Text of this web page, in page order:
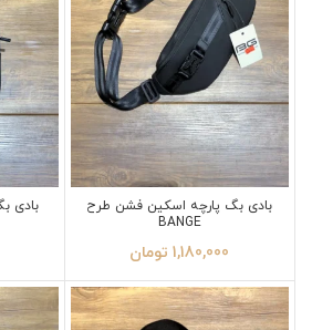
بادی بگ پارچه اسکین فشن طرح
BANGE
1,180,000 تومان